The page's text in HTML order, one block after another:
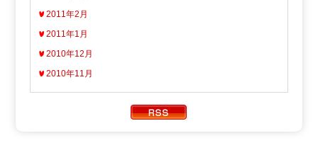
2011年2月
2011年1月
2010年12月
2010年11月